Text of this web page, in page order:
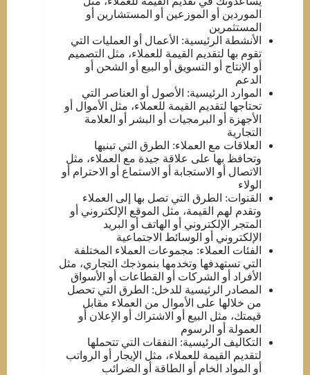
الموردين أو الموزعين أو المستشارين أو
المستثمرين
الأنشطة الرئيسية: الأعمال أو العمليات التي
تقوم بها لتقديم القيمة للعملاء، مثل التصميم
أو الإنتاج أو التسويق أو البيع أو الشحن أو
الدعم
الموارد الرئيسية: الأصول أو العناصر التي
تحتاجها لتقديم القيمة للعملاء، مثل الأموال أو
الأجهزة أو البرمجيات أو البشر أو العلامة
التجارية
العلاقات مع العملاء: الطرق التي تبنيها
وتحافظ بها على علاقة جيدة مع العملاء، مثل
الاتصال أو الاستجابة أو الاستماع أو الاحترام أو
الولاء
القنوات: الطرق التي تصل بها إلى العملاء
وتقدم لهم القيمة، مثل الموقع الإلكتروني أو
المتجر الإلكتروني أو الهاتف أو البريد
الإلكتروني أو الوسائط الاجتماعية
الفئات العملاء: مجموعات العملاء المختلفة
التي تستهدفها وتخدمها بنموذجك التجاري، مثل
الأفراد أو الشركات أو القطاعات أو الأسواق
المصادر الرئيسية للدخل: الطرق التي تحصل
من خلالها على الأموال من العملاء مقابل
قيمتك، مثل البيع أو الاشتراك أو الإعلان أو
العمولة أو الرسوم
التكاليف الرئيسية: النفقات التي تتحملها
لتقديم القيمة للعملاء، مثل الإيجار أو الرواتب
أو المواد الخام أو الطاقة أو الضرائب